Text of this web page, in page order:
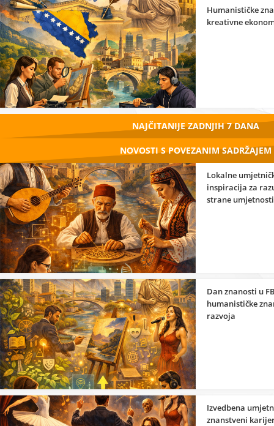
Humanističke
kreativne
NAJČITANIJE ZADNJIH 7 DANA
NOVOSTI S POVEZANIM SADRŽAJEM
Lokalne
inspiracija za
strane umjetnosti
Dan znanosti u
humanističke
razvoja
Izvedbena
znanstveni